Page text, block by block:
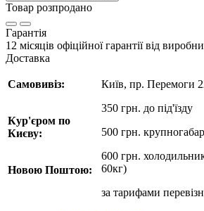
Товар розпродано
Гарантія
12 місяців офіційної гарантії від
Доставка
Самовивіз:
Кур'єром по
Києву:
Новою Поштою:
Київ, пр. Перемоги
350 грн. до під'їзду
500 грн.
600 грн.
60кг)
за тарифами